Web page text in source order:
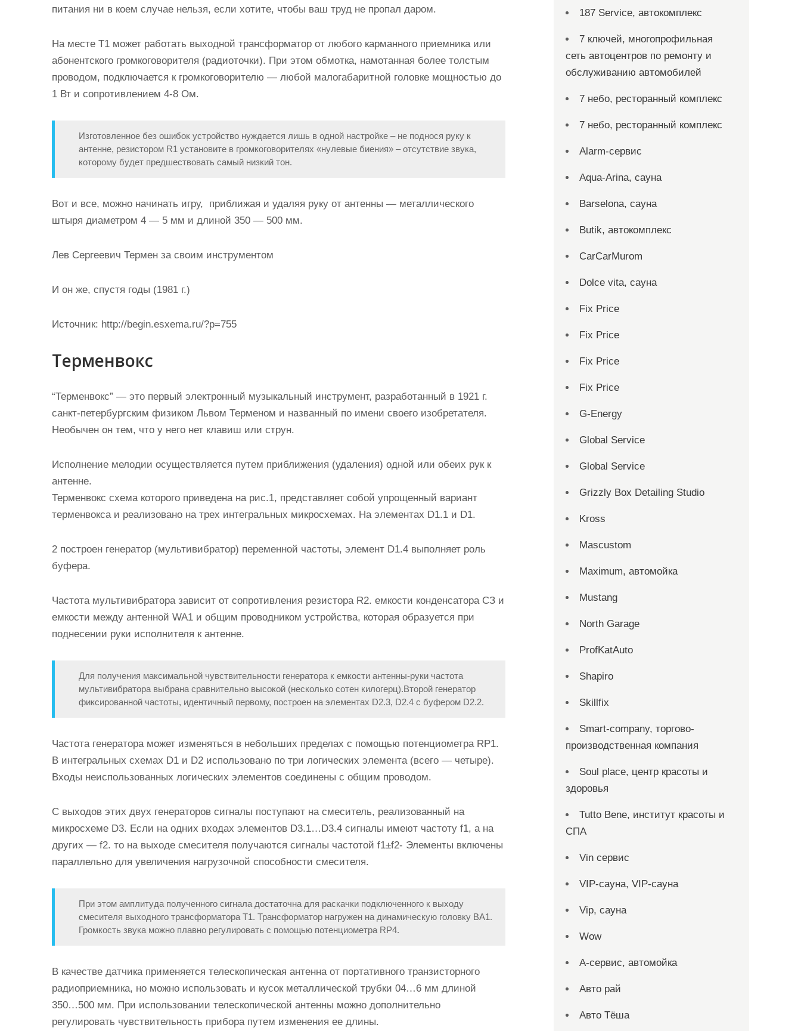
питания ни в коем случае нельзя, если хотите, чтобы ваш труд не пропал даром.
На месте Т1 может работать выходной трансформатор от любого карманного приемника или
абонентского громкоговорителя (радиоточки). При этом обмотка, намотанная более толстым
проводом, подключается к громкоговорителю — любой малогабаритной головке мощностью до
1 Вт и сопротивлением 4-8 Ом.
Изготовленное без ошибок устройство нуждается лишь в одной настройке – не поднося руку к
антенне, резистором R1 установите в громкоговорителях «нулевые биения» – отсутствие звука,
которому будет предшествовать самый низкий тон.
Вот и все, можно начинать игру, приближая и удаляя руку от антенны — металлического
штыря диаметром 4 — 5 мм и длиной 350 — 500 мм.
Лев Сергеевич Термен за своим инструментом
И он же, спустя годы (1981 г.)
Источник: http://begin.esxema.ru/?p=755
Терменвокс
“Терменвокс” — это первый электронный музыкальный инструмент, разработанный в 1921 г.
санкт-петербургским физиком Львом Терменом и названный по имени своего изобретателя.
Необычен он тем, что у него нет клавиш или струн.
Исполнение мелодии осуществляется путем приближения (удаления) одной или обеих рук к
антенне.
Терменвокс схема которого приведена на рис.1, представляет собой упрощенный вариант
терменвокса и реализовано на трех интегральных микросхемах. На элементах D1.1 и D1.
2 построен генератор (мультивибратор) переменной частоты, элемент D1.4 выполняет роль
буфера.
Частота мультивибратора зависит от сопротивления резистора R2. емкости конденсатора СЗ и
емкости между антенной WA1 и общим проводником устройства, которая образуется при
поднесении руки исполнителя к антенне.
Для получения максимальной чувствительности генератора к емкости антенны-руки частота
мультивибратора выбрана сравнительно высокой (несколько сотен килогерц).Второй генератор
фиксированной частоты, идентичный первому, построен на элементах D2.3, D2.4 с буфером D2.2.
Частота генератора может изменяться в небольших пределах с помощью потенциометра RP1.
В интегральных схемах D1 и D2 использовано по три логических элемента (всего — четыре).
Входы неиспользованных логических элементов соединены с общим проводом.
С выходов этих двух генераторов сигналы поступают на смеситель, реализованный на
микросхеме D3. Если на одних входах элементов D3.1…D3.4 сигналы имеют частоту f1, а на
других — f2. то на выходе смесителя получаются сигналы частотой f1±f2- Элементы включены
параллельно для увеличения нагрузочной способности смесителя.
При этом амплитуда полученного сигнала достаточна для раскачки подключенного к выходу
смесителя выходного трансформатора Т1. Трансформатор нагружен на динамическую головку ВА1.
Громкость звука можно плавно регулировать с помощью потенциометра RP4.
В качестве датчика применяется телескопическая антенна от портативного транзисторного
радиоприемника, но можно использовать и кусок металлической трубки 04…6 мм длиной
350…500 мм. При использовании телескопической антенны можно дополнительно
регулировать чувствительность прибора путем изменения ее длины.
187 Service, автокомплекс
7 ключей, многопрофильная
сеть автоцентров по ремонту и
обслуживанию автомобилей
7 небо, ресторанный комплекс
7 небо, ресторанный комплекс
Alarm-сервис
Aqua-Arina, сауна
Barselona, сауна
Butik, автокомплекс
CarCarMurom
Dolce vita, сауна
Fix Price
Fix Price
Fix Price
Fix Price
G-Energy
Global Service
Global Service
Grizzly Box Detailing Studio
Kross
Mascustom
Maximum, автомойка
Mustang
North Garage
ProfKatAuto
Shapiro
Skillfix
Smart-company, торгово-
производственная компания
Soul place, центр красоты и
здоровья
Tutto Bene, институт красоты и
СПА
Vin сервис
VIP-сауна, VIP-сауна
Vip, сауна
Wow
А-сервис, автомойка
Авто рай
Авто Тёша